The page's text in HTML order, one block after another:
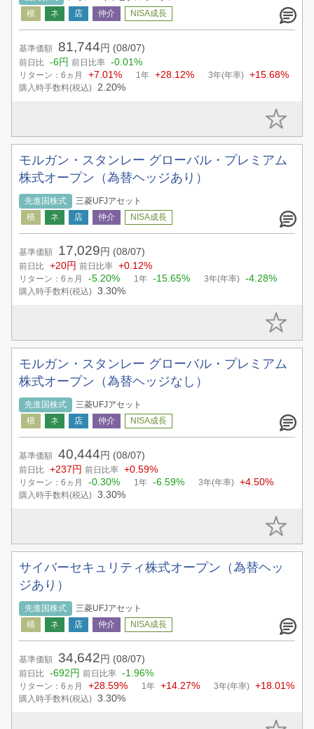
基準価額 81,744 円 (08/07)
前日比 -6円 前日比率 -0.01%
リターン：6ヵ月 +7.01% 1年 +28.12% 3年(年率) +15.68%
購入時手数料(税込) 2.20%
モルガン・スタンレー グローバル・プレミアム
株式オープン（為替ヘッジあり）
先進国株式 三菱UFJアセット
基準価額 17,029 円 (08/07)
前日比 +20円 前日比率 +0.12%
リターン：6ヵ月 -5.20% 1年 -15.65% 3年(年率) -4.28%
購入時手数料(税込) 3.30%
モルガン・スタンレー グローバル・プレミアム
株式オープン（為替ヘッジなし）
先進国株式 三菱UFJアセット
基準価額 40,444 円 (08/07)
前日比 +237円 前日比率 +0.59%
リターン：6ヵ月 -0.30% 1年 -6.59% 3年(年率) +4.50%
購入時手数料(税込) 3.30%
サイバーセキュリティ株式オープン（為替ヘッ
ジあり）
先進国株式 三菱UFJアセット
基準価額 34,642 円 (08/07)
前日比 -692円 前日比率 -1.96%
リターン：6ヵ月 +28.59% 1年 +14.27% 3年(年率) +18.01%
購入時手数料(税込) 3.30%